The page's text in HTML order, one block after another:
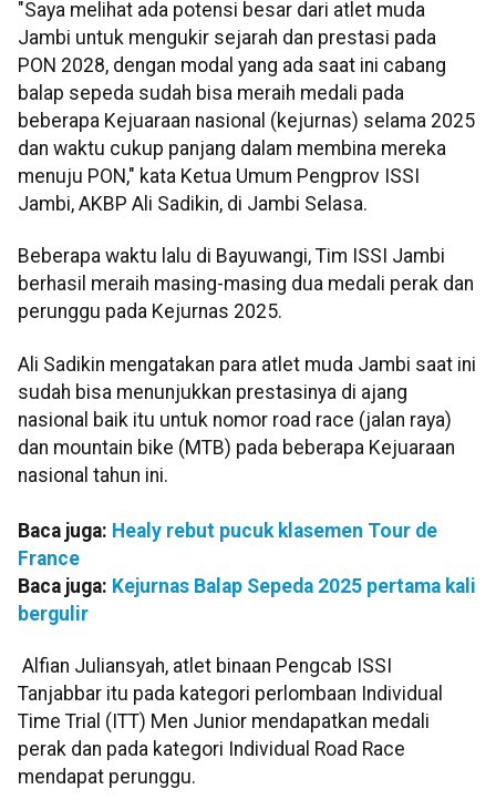
"Saya melihat ada potensi besar dari atlet muda
Jambi untuk mengukir sejarah dan prestasi pada
PON 2028, dengan modal yang ada saat ini cabang
balap sepeda sudah bisa meraih medali pada
beberapa Kejuaraan nasional (kejurnas) selama 2025
dan waktu cukup panjang dalam membina mereka
menuju PON," kata Ketua Umum Pengprov ISSI
Jambi, AKBP Ali Sadikin, di Jambi Selasa.
Beberapa waktu lalu di Bayuwangi, Tim ISSI Jambi
berhasil meraih masing-masing dua medali perak dan
perunggu pada Kejurnas 2025.
Ali Sadikin mengatakan para atlet muda Jambi saat ini
sudah bisa menunjukkan prestasinya di ajang
nasional baik itu untuk nomor road race (jalan raya)
dan mountain bike (MTB) pada beberapa Kejuaraan
nasional tahun ini.
Baca juga: Healy rebut pucuk klasemen Tour de
France
Baca juga: Kejurnas Balap Sepeda 2025 pertama kali
bergulir
Alfian Juliansyah, atlet binaan Pengcab ISSI
Tanjabbar itu pada kategori perlombaan Individual
Time Trial (ITT) Men Junior mendapatkan medali
perak dan pada kategori Individual Road Race
mendapat perunggu.